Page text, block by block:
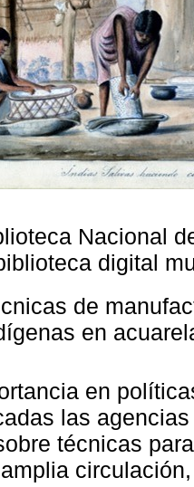
Nacional
digital
de
en
en
las
técnicas